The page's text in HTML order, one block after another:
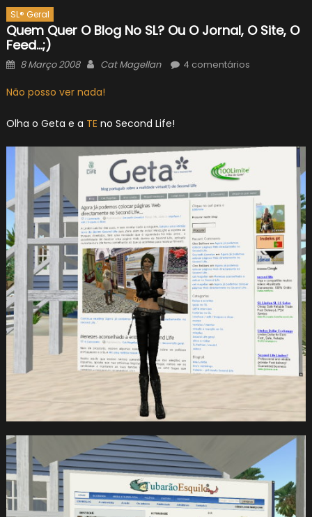
SL® Geral
Quem Quer O Blog No SL? Ou O Jornal, O Site, O
Feed…;)
Posted
8 Março 2008 Author
Cat Magellan 4 comentários
Não posso ver nada!
Olha o Geta e a TE no Second Life!